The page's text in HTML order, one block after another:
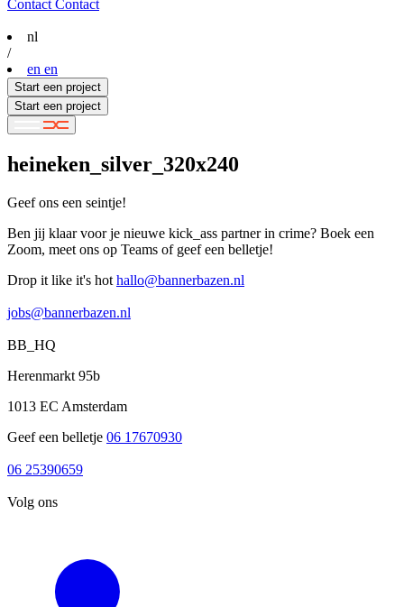
Contact Contact
nl
/
en en
Start een project
Start een project
heineken_silver_320x240
Geef ons een seintje!
Ben jij klaar voor je nieuwe kick_ass partner in crime? Boek een
Zoom, meet ons op Teams of geef een belletje!
Drop it like it's hot hallo@bannerbazen.nl
jobs@bannerbazen.nl
BB_HQ
Herenmarkt 95b
1013 EC Amsterdam
Geef een belletje 06 17670930
06 25390659
Volg ons